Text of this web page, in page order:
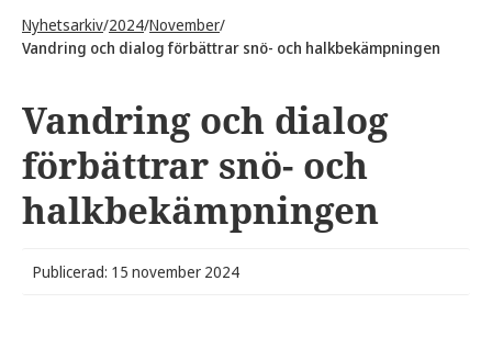
Nyhetsarkiv/2024/November/
Vandring och dialog förbättrar snö- och halkbekämpningen
Vandring och dialog
förbättrar snö- och
halkbekämpningen
Publicerad: 15 november 2024